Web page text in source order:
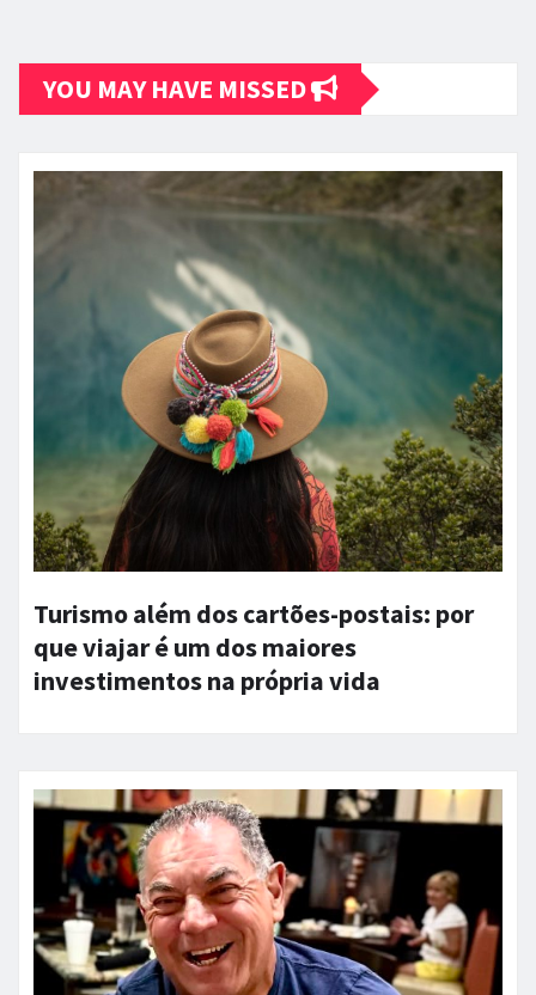
YOU MAY HAVE MISSED
Turismo além dos cartões-postais: por
que viajar é um dos maiores
investimentos na própria vida